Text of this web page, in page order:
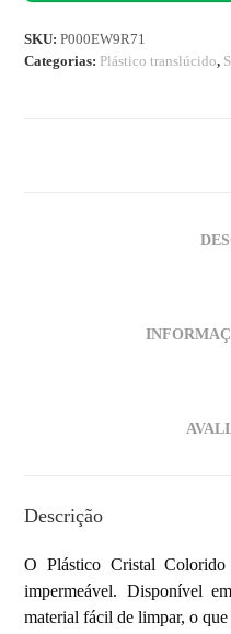
SKU:P000EW9R71
Categorias: Plástico translúcido,
Descrição
O Plástico Cristal
impermeável. Disponível
material fácil de limpar, o que